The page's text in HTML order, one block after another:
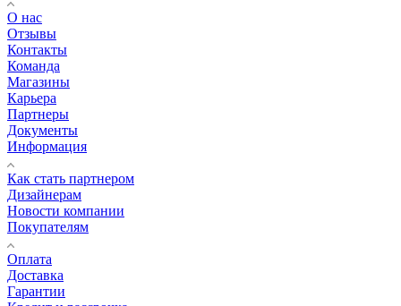
О нас
Отзывы
Контакты
Команда
Магазины
Карьера
Партнеры
Документы
Информация
Как стать партнером
Дизайнерам
Новости компании
Покупателям
Оплата
Доставка
Гарантии